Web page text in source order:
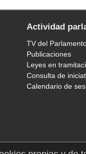
Actividad
TV del
Publicaciones
Leyes en
Consulta de
Calendario de